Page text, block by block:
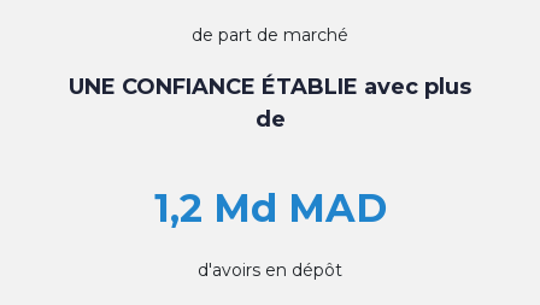
de part de marché
UNE CONFIANCE ÉTABLIE avec plus
de
1,2 Md MAD
d'avoirs en dépôt